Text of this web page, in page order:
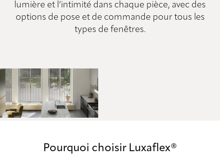
lumière et l’intimité dans chaque pièce, avec des
options de pose et de commande pour tous les
types de fenêtres.
Pourquoi choisir Luxaflex®